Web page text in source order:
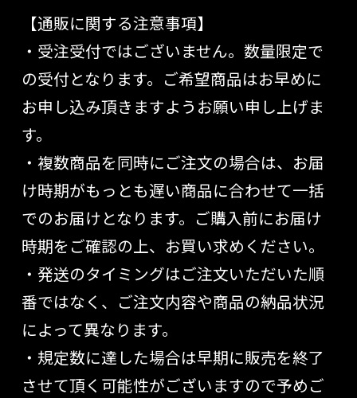
【通販に関する注意事項】
・受注受付ではございません。数量限定で
の受付となります。ご希望商品はお早めに
お申し込み頂きますようお願い申し上げま
す。
・複数商品を同時にご注文の場合は、お届
け時期がもっとも遅い商品に合わせて一括
でのお届けとなります。ご購入前にお届け
時期をご確認の上、お買い求めください。
・発送のタイミングはご注文いただいた順
番ではなく、ご注文内容や商品の納品状況
によって異なります。
・規定数に達した場合は早期に販売を終了
させて頂く可能性がございますので予めご